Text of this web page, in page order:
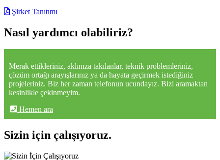
Şirket Tanıtımı
Nasıl yardımcı olabiliriz?
Merak ettikleriniz, aklınıza takılanlar, teknik problemleriniz,
çözüm ortağı arayışlarınız ya da hayata geçirmek istediğiniz
projeleriniz. Biz her zaman telefonun ucundayız. Bizi aramaktan
kesinlikle çekinmeyim.
Hemen ara
Sizin için çalışıyoruz.